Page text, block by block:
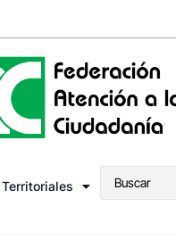
Territoriales